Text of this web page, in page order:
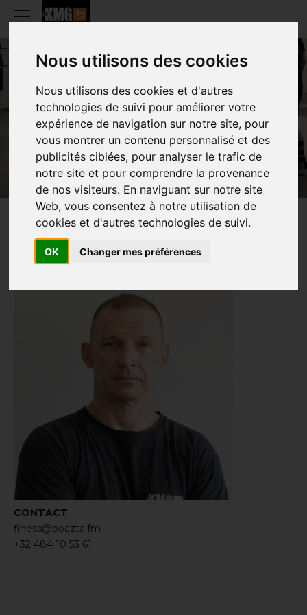
Nous utilisons des cookies
Nous utilisons des cookies et d'autres
technologies de suivi pour améliorer votre
expérience de navigation sur notre site, pour
vous montrer un contenu personnalisé et des
publicités ciblées, pour analyser le trafic de
notre site et pour comprendre la provenance
de nos visiteurs. En naviguant sur notre site
Web, vous consentez à notre utilisation de
cookies et d'autres technologies de suivi.
OK Changer mes préférences
PIOTR BENDING
PRESENTATIE
CONTACT
finess@poczta.fm
+32 484 10 53 61